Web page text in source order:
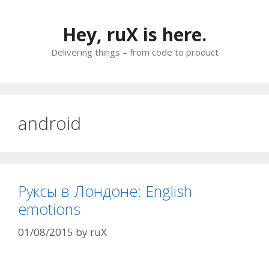
Hey, ruX is here.
Delivering things – from code to product
android
Руксы в Лондоне: English
emotions
01/08/2015 by ruX